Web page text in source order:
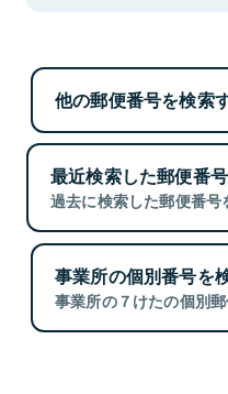
他の郵便番号を検索
最近検索した郵便番号
過去に検索した郵便番号
事業所の個別番号を
事業所の７けたの個別